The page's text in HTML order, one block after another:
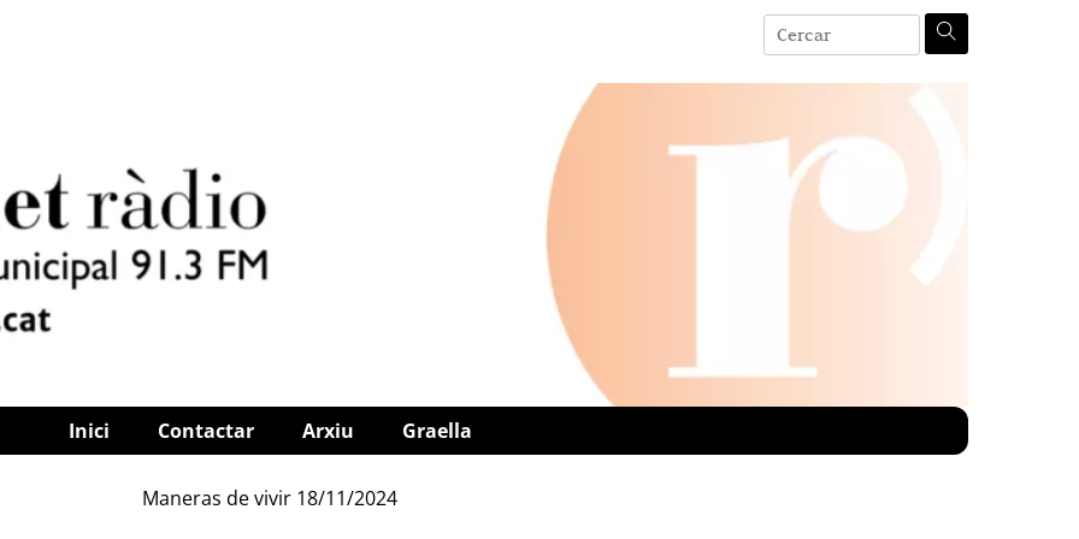
Inici Contactar Arxiu Graella
Maneras de vivir 18/11/2024